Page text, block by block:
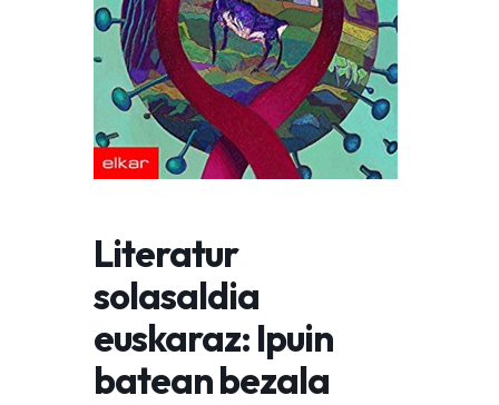
Literatur
solasaldia
euskaraz: Ipuin
batean bezala